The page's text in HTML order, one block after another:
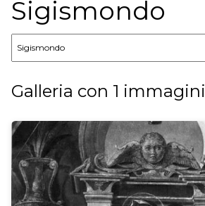
Sigismondo
Galleria con 1 immagini